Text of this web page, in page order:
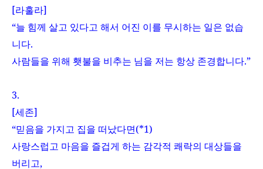
[라훌라]
“늘 힘께 살고 있다고 해서 어진 이를 무시하는 일은 없습
니다.
사람들을 위해 횃불을 비추는 님을 저는 항상 존경합니다.”
3.
[세존]
“믿음을 가지고 집을 떠났다면(*1)
사랑스럽고 마음을 즐겁게 하는 감각적 쾌락의 대상들을
버리고,